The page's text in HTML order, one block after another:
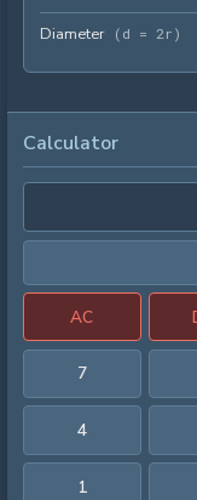
Diameter ( d = 2r )
Calculator
AC
7
4
1